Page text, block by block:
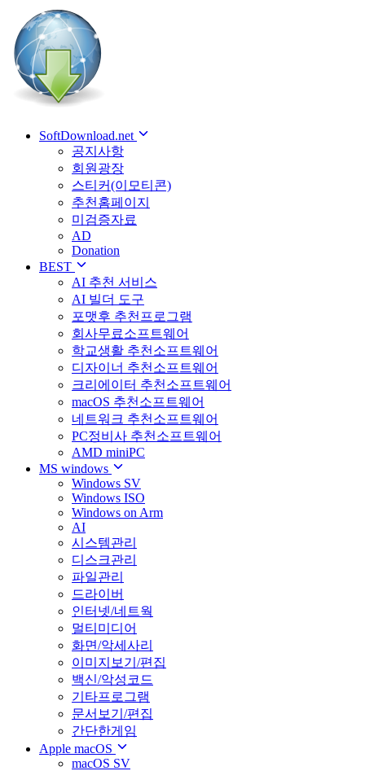
SoftDownload.net
공지사항
회원광장
스티커(이모티콘)
추천홈페이지
미검증자료
AD
Donation
BEST
AI 추천 서비스
AI 빌더 도구
포맷후 추천프로그램
회사무료소프트웨어
학교생활 추천소프트웨어
디자이너 추천소프트웨어
크리에이터 추천소프트웨어
macOS 추천소프트웨어
네트워크 추천소프트웨어
PC정비사 추천소프트웨어
AMD miniPC
MS windows
Windows SV
Windows ISO
Windows on Arm
AI
시스템관리
디스크관리
파일관리
드라이버
인터넷/네트웍
멀티미디어
화면/악세사리
이미지보기/편집
백신/악성코드
기타프로그램
문서보기/편집
간단한게임
Apple macOS
macOS SV